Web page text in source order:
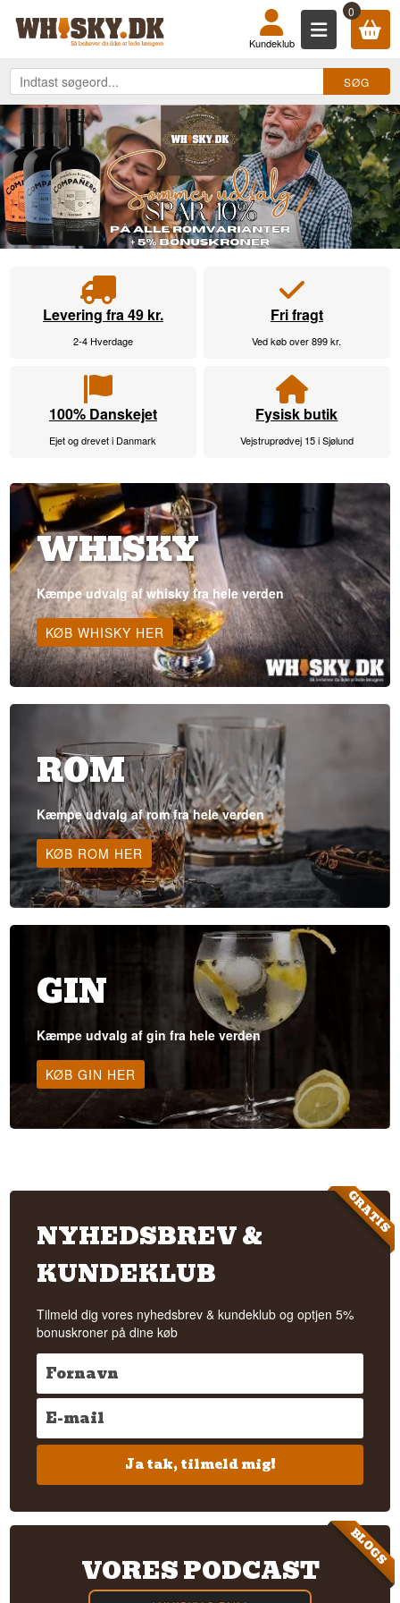
KØB DIN WHISKY, ROM, GIN, 0
Kundeklub
Levering fra 49 kr.
2-4 Hverdage
Fri fragt
Ved køb over 899 kr.
100% Danskejet
Ejet og drevet i Danmark
Fysisk butik
Vejstruprødvej 15 i Sjølund
WHISKY
Kæmpe udvalg af whisky fra hele verden
KØB WHISKY HER
ROM
Kæmpe udvalg af rom fra hele verden
KØB ROM HER
GIN
Kæmpe udvalg af gin fra hele verden
KØB GIN HER
GRATIS
NYHEDSBREV &
KUNDEKLUB
Tilmeld dig vores nyhedsbrev & kundeklub og optjen 5%
bonuskroner på dine køb
Ja tak, tilmeld mig!
BLOGS
VORES PODCAST